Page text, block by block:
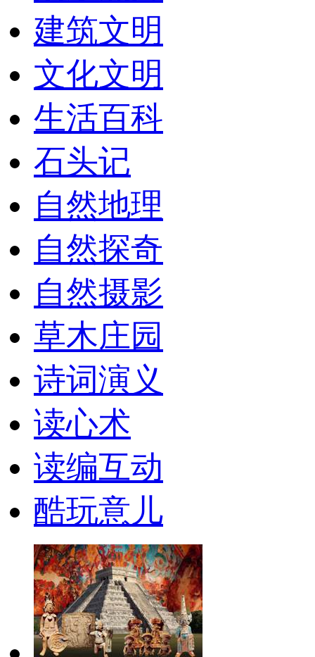
建筑文明
文化文明
生活百科
石头记
自然地理
自然探奇
自然摄影
草木庄园
诗词演义
读心术
读编互动
酷玩意儿